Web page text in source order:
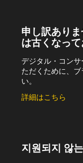
申し訳あり
は古くなっ
デジタル・コン
ただくために、
い。
詳細はこちら
지원되지 않